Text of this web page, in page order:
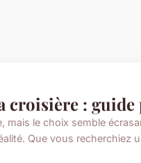
: guide
mais le choix semble
Que vous recherchiez